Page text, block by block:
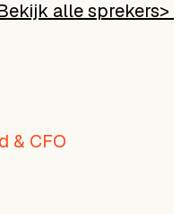
alle sprekers>
& CFO